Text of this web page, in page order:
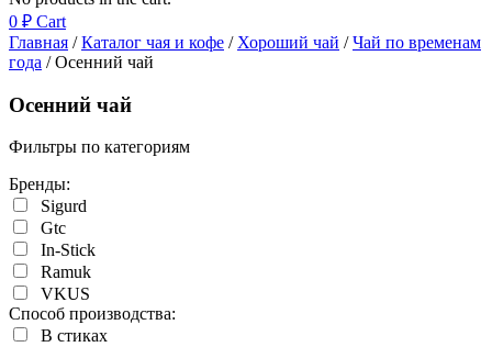
0 ₽ Cart
Главная /Каталог чая и кофе / Хороший чай /Чай по временам
года / Осенний чай
Осенний чай
Фильтры по категориям
Бренды:
Sigurd
Gtc
In-Stick
Ramuk
VKUS
Cпособ производства:
В стиках